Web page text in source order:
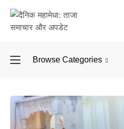
Browse Categories